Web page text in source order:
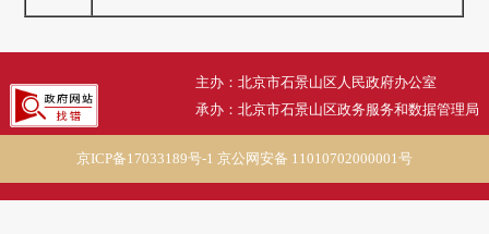
主办：北京市石景山区人民政府办公室
承办：北京市石景山区政务服务和数据管理局
京ICP备17033189号-1 京公网安备 11010702000001号